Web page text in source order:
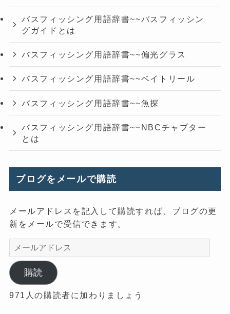
バスフィッシング用語辞書~~バスフィッシン
グガイドとは
バスフィッシング用語辞書~~偏光グラス
バスフィッシング用語辞書~~ベイトリール
バスフィッシング用語辞書~~魚探
バスフィッシング用語辞書~~NBCチャプター
とは
ブログをメールで購読
メールアドレスを記入して購読すれば、ブログの更
新をメールで受信できます。
メ
ー
ル
ア
ド
購読
971人の購読者に加わりましょう